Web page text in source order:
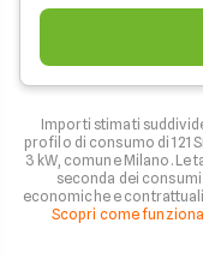
Importi stimati
profilo di consumo di 121
3 kW, comune Milano.
seconda dei
economiche e
Scopri come